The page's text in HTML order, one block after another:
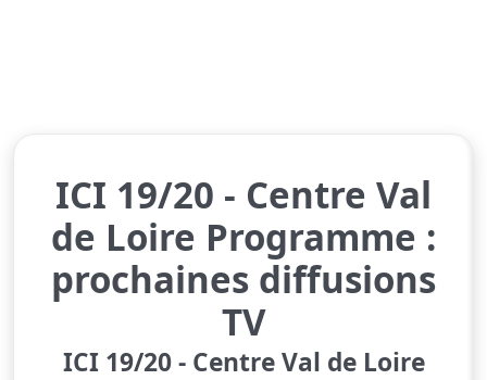
ICI 19/20 - Centre Val
de Loire Programme :
prochaines diffusions
TV
ICI 19/20 - Centre Val de Loire